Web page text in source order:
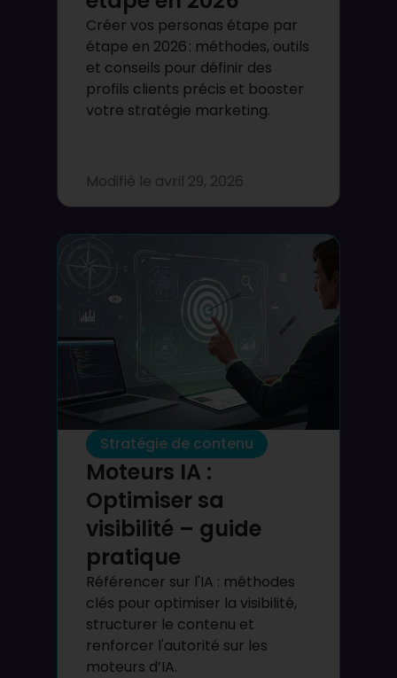
Créer vos personas étape par
étape en 2026 : méthodes, outils
et conseils pour définir des
profils clients précis et booster
votre stratégie marketing.
Modifié le avril 29, 2026
Stratégie de contenu
Moteurs IA :
Optimiser sa
visibilité – guide
pratique
Référencer sur l'IA : méthodes
clés pour optimiser la visibilité,
structurer le contenu et
renforcer l'autorité sur les
moteurs d’IA.